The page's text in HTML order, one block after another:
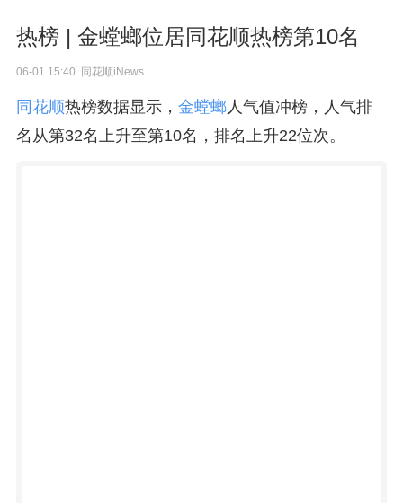
热榜 | 金螳螂位居同花顺热榜第10名
06-01 15:40 同花顺iNews
同花顺热榜数据显示， 金螳螂人气值冲榜，人气排
名从第32名上升至第10名，排名上升22位次。